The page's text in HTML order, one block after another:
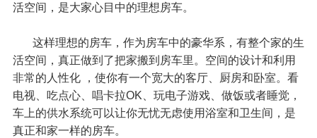
活空间，是大家心目中的理想房车。
这样理想的房车，作为房车中的豪华系，有整个家的生
活空间，真正做到了把家搬到房车里。空间的设计和利用
非常的人性化 ，使你有一个宽大的客厅、厨房和卧室。看
电视、吃点心、唱卡拉OK、玩电子游戏、做饭或者睡觉，
车上的供水系统可以让你无忧无虑使用浴室和卫生间，是
真正和家一样的房车。